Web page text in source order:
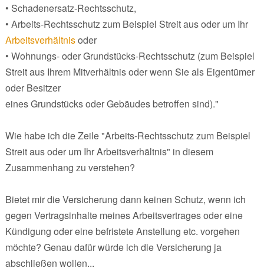
• Schadenersatz-Rechtsschutz,
• Arbeits-Rechtsschutz zum Beispiel Streit aus oder um Ihr
Arbeitsverhältnisoder
• Wohnungs- oder Grundstücks-Rechtsschutz (zum Beispiel
Streit aus Ihrem Mitverhältnis oder wenn Sie als Eigentümer
oder Besitzer
eines Grundstücks oder Gebäudes betroffen sind)."
Wie habe ich die Zeile "Arbeits-Rechtsschutz zum Beispiel
Streit aus oder um Ihr Arbeitsverhältnis" in diesem
Zusammenhang zu verstehen?
Bietet mir die Versicherung dann keinen Schutz, wenn ich
gegen Vertragsinhalte meines Arbeitsvertrages oder eine
Kündigung oder eine befristete Anstellung etc. vorgehen
möchte? Genau dafür würde ich die Versicherung ja
abschließen wollen...